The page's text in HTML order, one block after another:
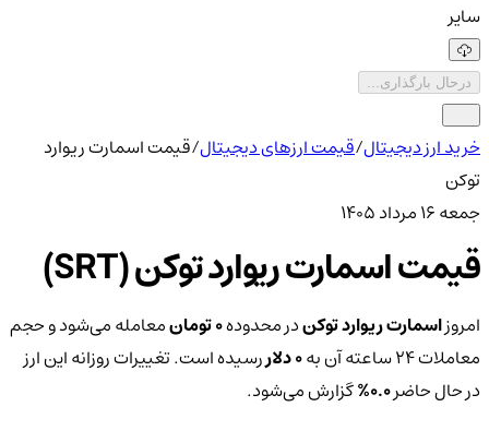
سایر
درحال بارگذاری...
خرید ارز دیجیتال/قیمت ارزهای دیجیتال/قیمت اسمارت ریوارد
توکن
جمعه ۱۶ مرداد ۱۴۰۵
قیمت اسمارت ریوارد توکن (SRT)
امروزاسمارت ریوارد توکندر محدوده0 تومان
معامله می‌شود و حجم
معاملات ۲۴ ساعته آن به
0 دلار
رسیده است. تغییرات روزانه این ارز
در حال حاضر0.0% گزارش می‌شود.